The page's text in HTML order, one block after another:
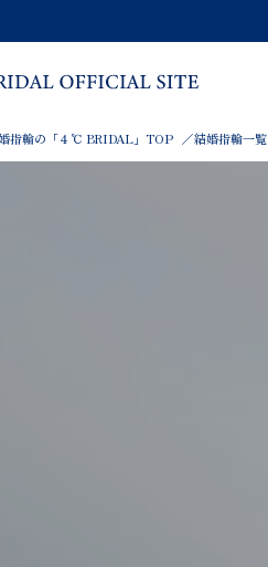
指輪の「４℃ BRIDAL」TOP 結婚指輪一覧